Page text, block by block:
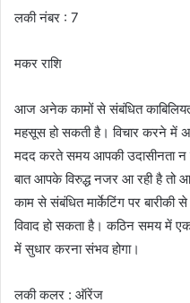
लकी नंबर : 7
मकर राशि
आज अनेक कामों से संबंधित
महसूस हो सकती है। विचार करने में
मदद करते समय आपकी उदासीनता न
बात आपके विरुद्ध नजर आ रही है तो
काम से संबंधित मार्केटिंग पर
विवाद हो सकता है। कठिन समय में
में सुधार करना संभव होगा।
लकी कलर : ऑरेंज